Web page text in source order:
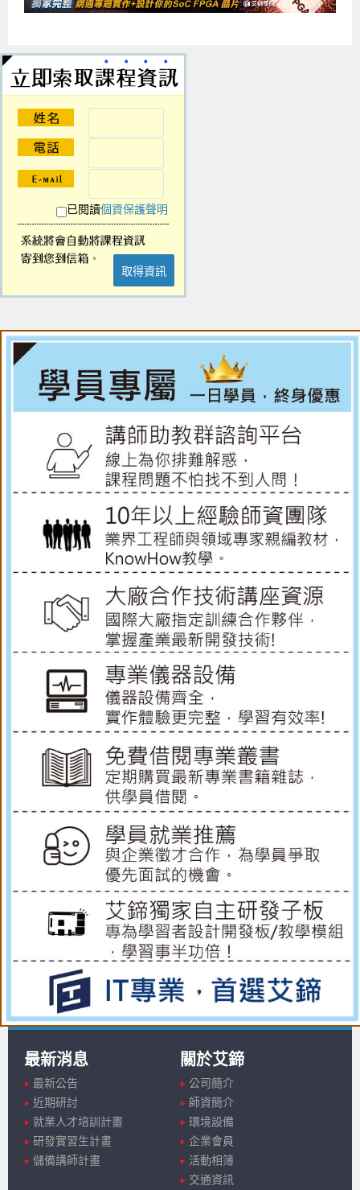
已閱讀個資保護聲明
取得資訊
最新消息
最新公告
近期研討
就業人才培訓計畫
研發實習生計畫
儲備講師計畫
關於艾鍗
公司簡介
師資簡介
環境設備
企業會員
活動相簿
交通資訊